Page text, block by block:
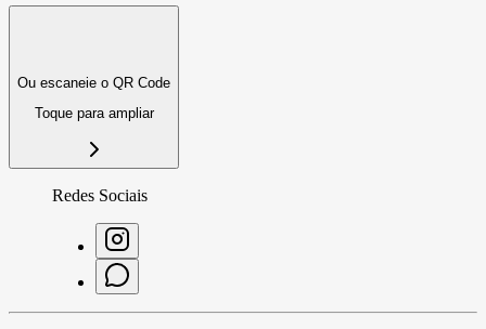
Ou escaneie o QR Code
Toque para ampliar
Redes Sociais